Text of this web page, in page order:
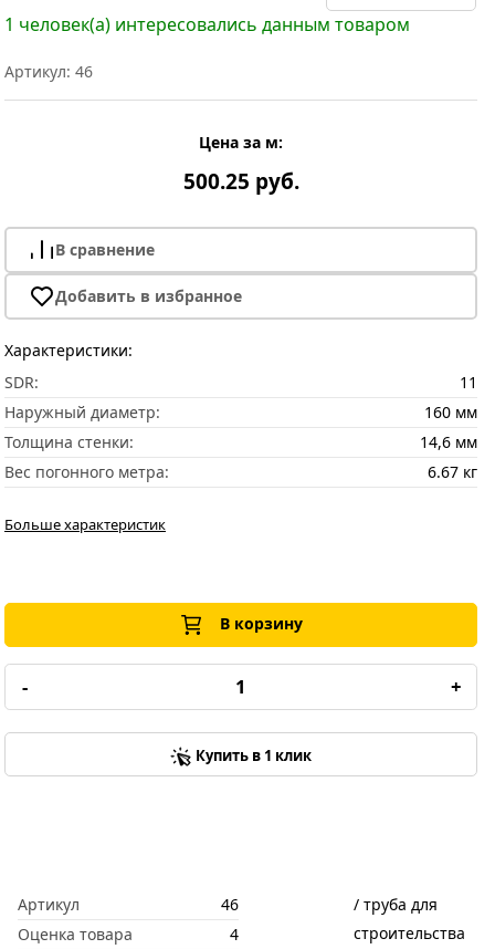
1 человек(а) интересовались данным товаром
Артикул: 46
Цена за м:
500.25 руб.
В сравнение
Добавить в избранное
Характеристики:
SDR:
11
Наружный диаметр:
160 мм
Толщина стенки:
14,6 мм
Вес погонного метра:
6.67 кг
Больше характеристик
В корзину
- +
Купить в 1 клик
Артикул
46
Оценка товара
4
/ труба для
строительства